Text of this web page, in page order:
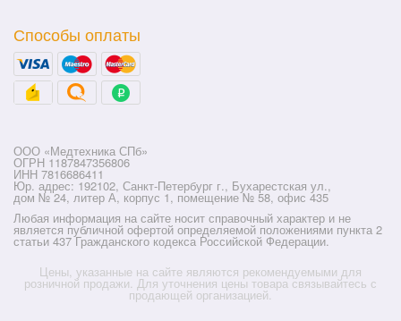
Способы оплаты
ООО «Медтехника СПб»
ОГРН 1187847356806
ИНН 7816686411
Юр. адрес: 192102, Санкт-Петербург г., Бухарестская ул.,
дом № 24, литер А, корпус 1, помещение № 58, офис 435
Любая информация на сайте носит справочный характер и не
является публичной офертой определяемой положениями пункта 2
статьи 437 Гражданского кодекса Российской Федерации.
Цены, указанные на сайте являются рекомендуемыми для
розничной продажи. Для уточнения цены товара связывайтесь с
продающей организацией.